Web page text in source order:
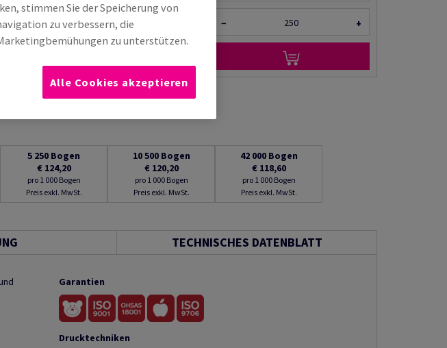
Produkt weiterempfehlen − +
5 250 Bogen
€ 124,20
pro 1 000 Bogen
Preis exkl. MwSt.
10 500 Bogen
€ 120,20
pro 1 000 Bogen
Preis exkl. MwSt.
42 000 Bogen
€ 118,60
pro 1 000 Bogen
Preis exkl. MwSt.
TECHNISCHES DATENBLATT
Garantien
Drucktechniken
stimmen Sie der Speicherung von
zu verbessern, die
zu unterstützen.
Alle Cookies akzeptieren